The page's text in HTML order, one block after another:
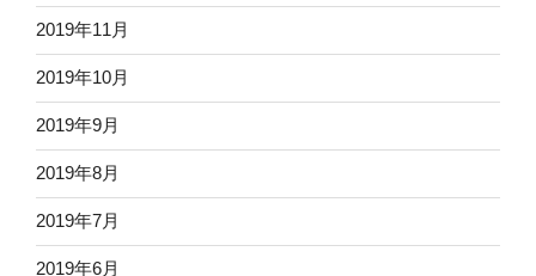
2019年11月
2019年10月
2019年9月
2019年8月
2019年7月
2019年6月